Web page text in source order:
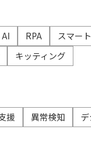
自動化社内インフラシ
AI RPA スマー
キッティング
援 異常検知